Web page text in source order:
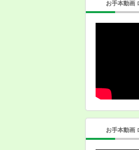
お手本動画
お手本動画